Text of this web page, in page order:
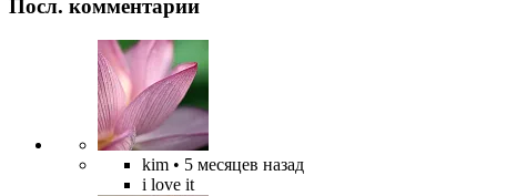
Посл. комментарии
kim • 5 месяцев назад
i love it